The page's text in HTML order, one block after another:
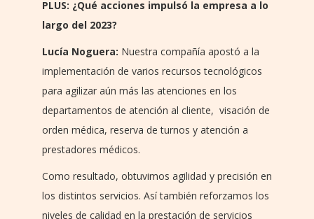
PLUS: ¿Qué acciones impulsó la empresa a lo
largo del 2023?
Lucía Noguera: Nuestra compañía apostó a la
implementación de varios recursos tecnológicos
para agilizar aún más las atenciones en los
departamentos de atención al cliente, visación de
orden médica, reserva de turnos y atención a
prestadores médicos.
Como resultado, obtuvimos agilidad y precisión en
los distintos servicios. Así también reforzamos los
niveles de calidad en la prestación de servicios